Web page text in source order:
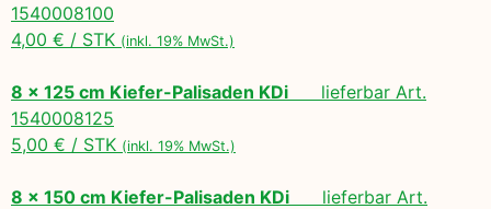
1540008100
4,00 € / STK (inkl. 19% MwSt.)
8 x 125 cm Kiefer-Palisaden KDi lieferbar Art.
1540008125
5,00 € / STK (inkl. 19% MwSt.)
8 x 150 cm Kiefer-Palisaden KDi lieferbar Art.